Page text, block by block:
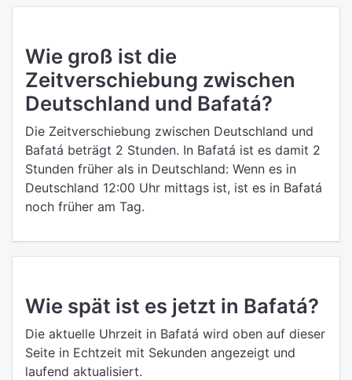
Wie groß ist die
Zeitverschiebung zwischen
Deutschland und Bafatá?
Die Zeitverschiebung zwischen Deutschland und
Bafatá beträgt 2 Stunden. In Bafatá ist es damit 2
Stunden früher als in Deutschland: Wenn es in
Deutschland 12:00 Uhr mittags ist, ist es in Bafatá
noch früher am Tag.
Wie spät ist es jetzt in Bafatá?
Die aktuelle Uhrzeit in Bafatá wird oben auf dieser
Seite in Echtzeit mit Sekunden angezeigt und
laufend aktualisiert.